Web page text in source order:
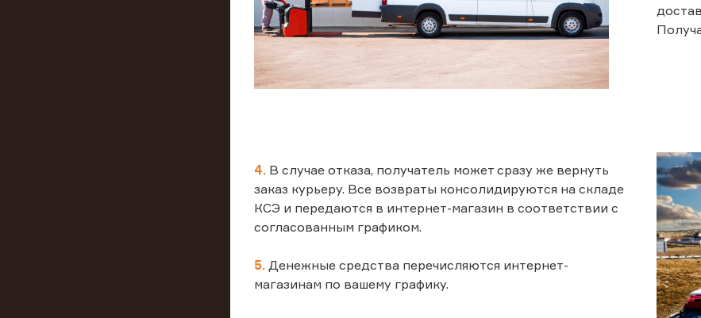
4. В случае отказа, получатель может сразу же вернуть
заказ курьеру. Все возвраты консолидируются на складе
КСЭ и передаются в интернет-магазин в соответствии с
согласованным графиком.
5. Денежные средства перечисляются интернет-
магазинам по вашему графику.